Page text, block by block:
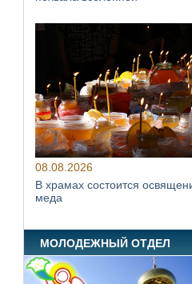
08.08.2026
В храмах состоится
меда
МОЛОДЕЖНЫЙ ОТДЕЛ